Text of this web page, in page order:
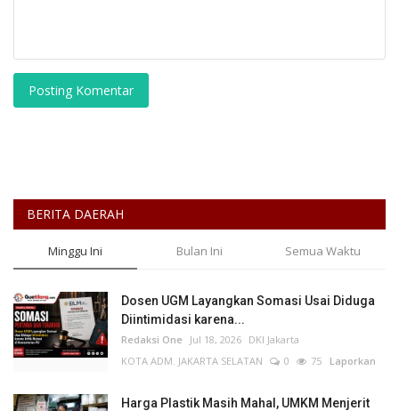
Posting Komentar
BERITA DAERAH
Minggu Ini Bulan Ini Semua Waktu
Dosen UGM Layangkan Somasi Usai Diduga
Diintimidasi karena...
Redaksi One Jul 18, 2026 DKI Jakarta
KOTA ADM. JAKARTA SELATAN
0 75 Laporkan
Harga Plastik Masih Mahal, UMKM Menjerit